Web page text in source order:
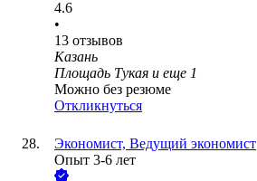
4.6
•
13 отзывов
Казань
Площадь Тукая и еще 1
Можно без резюме
Откликнуться
Экономист, Ведущий экономист
Опыт 3-6 лет